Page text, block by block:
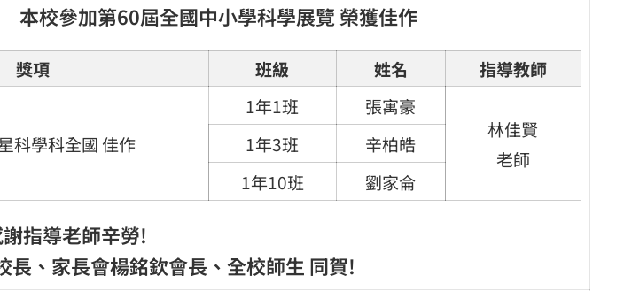
本校參加第60屆全國中小學科學展覽 榮獲佳作
獎項 班級 姓名 指導教師
科學科全國 佳作
1年1班
張寓豪
林佳賢
老師
1年3班
辛柏皓
1年10班
劉家侖
指導老師辛勞!
長、家長會楊銘欽會長、全校師生 同賀!